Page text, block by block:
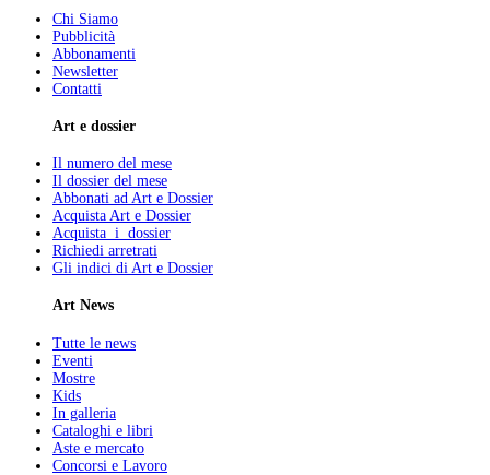
Chi Siamo
Pubblicità
Abbonamenti
Newsletter
Contatti
Art e dossier
Il numero del mese
Il dossier del mese
Abbonati ad Art e Dossier
Acquista Art e Dossier
Acquista i dossier
Richiedi arretrati
Gli indici di Art e Dossier
Art News
Tutte le news
Eventi
Mostre
Kids
In galleria
Cataloghi e libri
Aste e mercato
Concorsi e Lavoro